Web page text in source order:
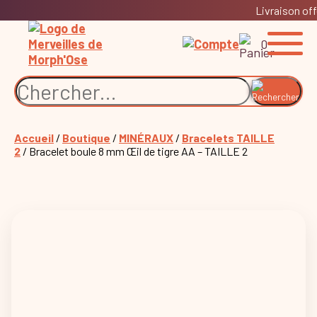
Livraison
0
Accueil / Boutique / MINÉRAUX / Bracelets TAILLE
2 / Bracelet boule 8 mm Œil de tigre AA – TAILLE 2